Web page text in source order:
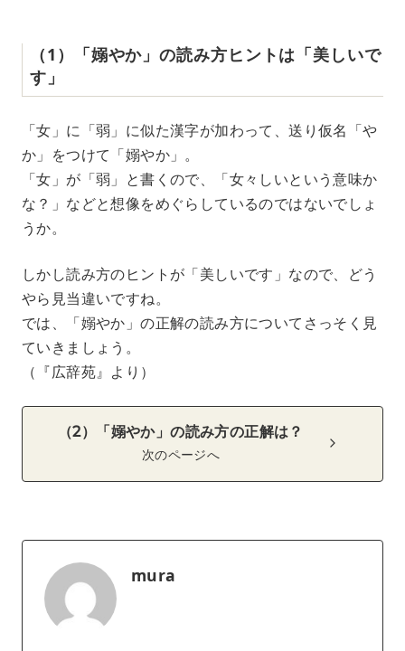
（1）「嫋やか」の読み方ヒントは「美しいで
す」
「女」に「弱」に似た漢字が加わって、送り仮名「や
か」をつけて「嫋やか」。
「女」が「弱」と書くので、「女々しいという意味か
な？」などと想像をめぐらしているのではないでしょ
うか。
しかし読み方のヒントが「美しいです」なので、どう
やら見当違いですね。
では、「嫋やか」の正解の読み方についてさっそく見
ていきましょう。
（『広辞苑』より）
（2）「嫋やか」の読み方の正解は？
次のページへ
mura